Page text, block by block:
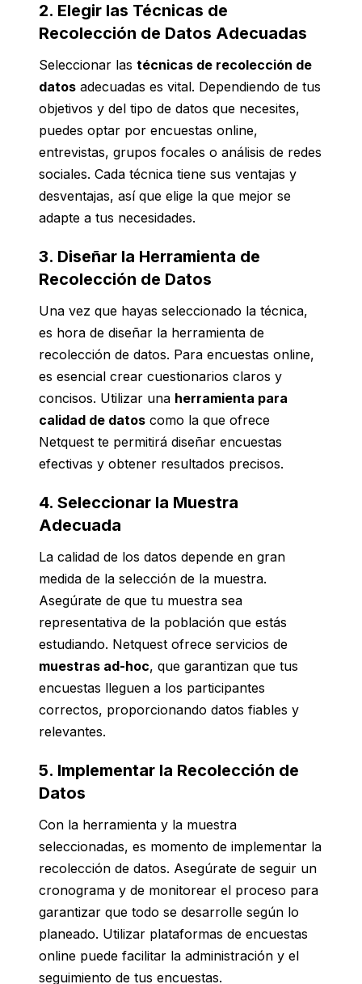
2. Elegir las Técnicas de
Recolección de Datos Adecuadas
Seleccionar las técnicas de recolección de
datos adecuadas es vital. Dependiendo de tus
objetivos y del tipo de datos que necesites,
puedes optar por encuestas online,
entrevistas, grupos focales o análisis de redes
sociales. Cada técnica tiene sus ventajas y
desventajas, así que elige la que mejor se
adapte a tus necesidades.
3. Diseñar la Herramienta de
Recolección de Datos
Una vez que hayas seleccionado la técnica,
es hora de diseñar la herramienta de
recolección de datos. Para encuestas online,
es esencial crear cuestionarios claros y
concisos. Utilizar una herramienta para
calidad de datos como la que ofrece
Netquest te permitirá diseñar encuestas
efectivas y obtener resultados precisos.
4. Seleccionar la Muestra
Adecuada
La calidad de los datos depende en gran
medida de la selección de la muestra.
Asegúrate de que tu muestra sea
representativa de la población que estás
estudiando. Netquest ofrece servicios de
muestras ad-hoc, que garantizan que tus
encuestas lleguen a los participantes
correctos, proporcionando datos fiables y
relevantes.
5. Implementar la Recolección de
Datos
Con la herramienta y la muestra
seleccionadas, es momento de implementar la
recolección de datos. Asegúrate de seguir un
cronograma y de monitorear el proceso para
garantizar que todo se desarrolle según lo
planeado. Utilizar plataformas de encuestas
online puede facilitar la administración y el
seguimiento de tus encuestas.